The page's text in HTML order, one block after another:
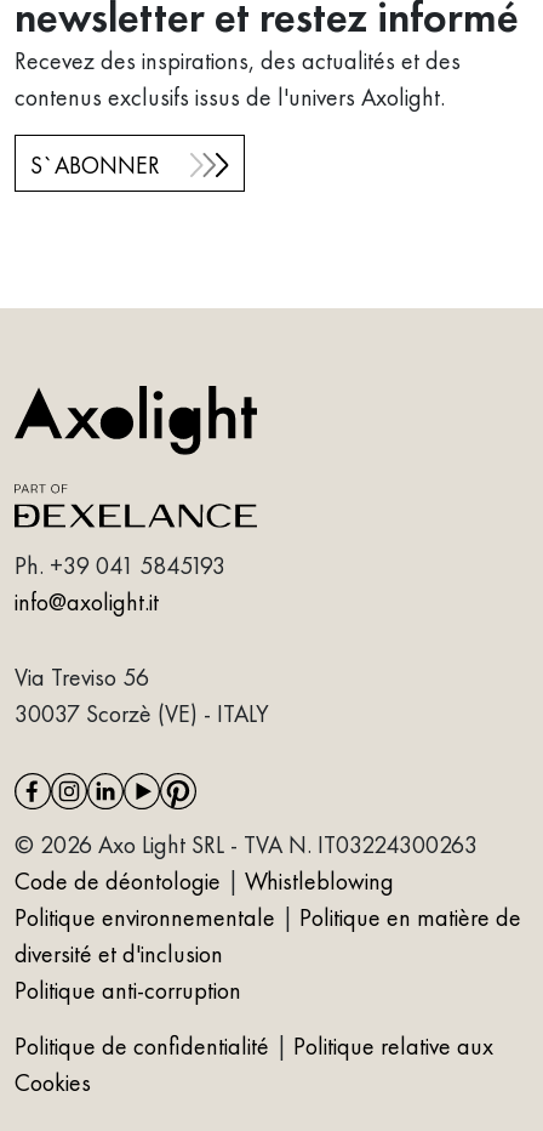
newsletter et restez informé
Recevez des inspirations, des actualités et des
contenus exclusifs issus de l'univers Axolight.
S`ABONNER
Ph. +39 041 5845193
info@axolight.it
Via Treviso 56
30037 Scorzè (VE) - ITALY
© 2026 Axo Light SRL - TVA N. IT03224300263
Code de déontologie | Whistleblowing
Politique environnementale | Politique en matière de
diversité et d'inclusion
Politique anti-corruption
Politique de confidentialité | Politique relative aux
Cookies